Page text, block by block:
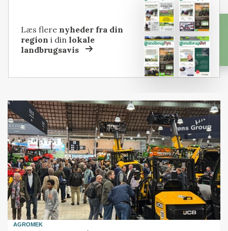
Læs flere nyheder fra din
region i dinlokale
landbrugsavis
AGROMEK